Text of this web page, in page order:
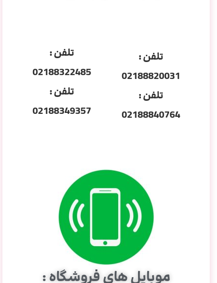
تلفن :
02188820031
تلفن :
02188840764
تلفن :
02188322485
تلفن :
02188349357
موبایل های فروشگاه :